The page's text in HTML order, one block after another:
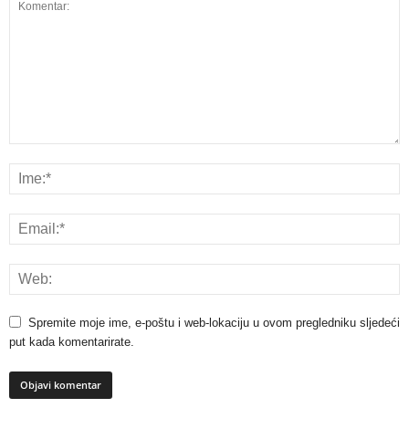
Spremite moje ime, e-poštu i web-lokaciju u ovom pregledniku sljedeći
put kada komentarirate.